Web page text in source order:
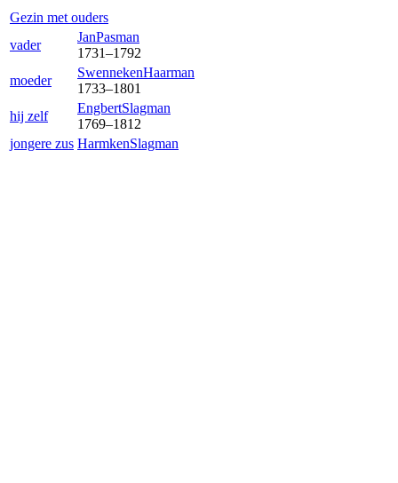
Gezin met ouders
vader
JanPasman
1731–1792
moeder
SwennekenHaarman
1733–1801
hij zelf
EngbertSlagman
1769–1812
jongere zus HarmkenSlagman